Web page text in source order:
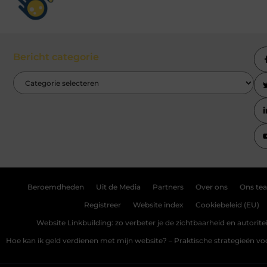
Bericht categorie
Beroemdheden Uit de Media Partners Over ons Ons
Registreer Website index Cookiebeleid (EU)
Website Linkbuilding: zo verbeter je de zichtbaarheid en
Hoe kan ik geld verdienen met mijn website? – Praktische strategieën